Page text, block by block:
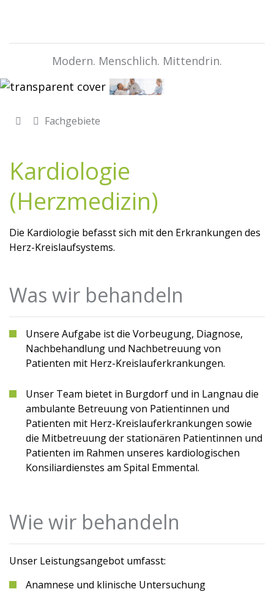
Modern. Menschlich. Mittendrin.
Fachgebiete
Kardiologie
(Herzmedizin)
Die Kardiologie befasst sich mit den Erkrankungen des
Herz-Kreislaufsystems.
Was wir behandeln
Unsere Aufgabe ist die Vorbeugung, Diagnose,
Nachbehandlung und Nachbetreuung von
Patienten mit Herz-Kreislauferkrankungen.
Unser Team bietet in Burgdorf und in Langnau die
ambulante Betreuung von Patientinnen und
Patienten mit Herz-Kreislauferkrankungen sowie
die Mitbetreuung der stationären Patientinnen und
Patienten im Rahmen unseres kardiologischen
Konsiliardienstes am Spital Emmental.
Wie wir behandeln
Unser Leistungsangebot umfasst:
Anamnese und klinische Untersuchung